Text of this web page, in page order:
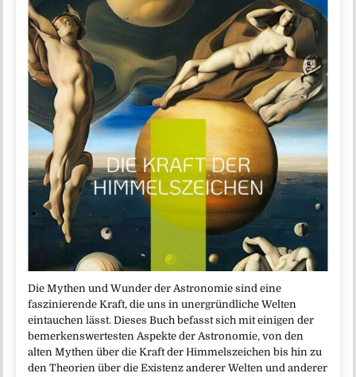
Die Mythen und Wunder der Astronomie sind eine
faszinierende Kraft, die uns in unergründliche Welten
eintauchen lässt. Dieses Buch befasst sich mit einigen der
bemerkenswertesten Aspekte der Astronomie, von den
alten Mythen über die Kraft der Himmelszeichen bis hin zu
den Theorien über die Existenz anderer Welten und anderer